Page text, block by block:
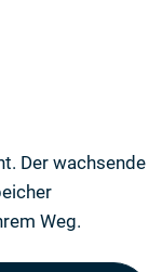
Der wachsende
Weg.